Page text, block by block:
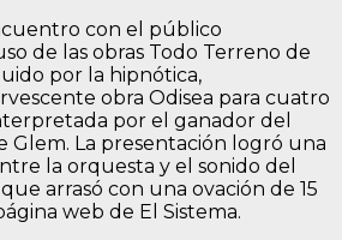
con el público
de las obras Todo Terreno de
por la hipnótica,
obra Odisea para cuatro
por el ganador del
Glem. La presentación logró una
la orquesta y el sonido del
arrasó con una ovación de 15
web de El Sistema.